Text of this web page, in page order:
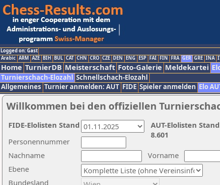
Logged on: Gast
Arabic ARM AZE BIH BUL CAT CHN CRO CZE DEN ENG ESP FAI FIN FRA GER GRE INA
Home TurnierDB Meisterschaft Foto-Galerie Meldekartei
Turnierschach-Elozahl Schnellschach-Elozahl
Allgemeines Turnier anmelden: AUT FIDE Spieler anmelden Elo
Willkommen bei den offiziellen
Nachname
Vorname
Ebene
Personennummer
Bundesland
AUT-Elolisten
8.601
FIDE-Elolisten Stand